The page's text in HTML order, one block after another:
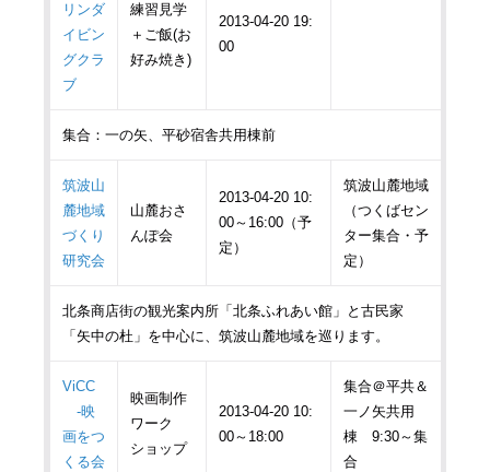
リンダ
イビン
グクラ
ブ
練習見学
＋ご飯(お
好み焼き)
2013-04-20 19:
00
集合：一の矢、平砂宿舎共用棟前
筑波山
麓地域
づくり
研究会
山麓おさ
んぽ会
2013-04-20 10:
00～16:00（予
定）
筑波山麓地域
（つくばセン
ター集合・予
定）
北条商店街の観光案内所「北条ふれあい館」と古民家
「矢中の杜」を中心に、筑波山麓地域を巡ります。
ViCC
-映
画をつ
くる会
映画制作
ワーク
ショップ
2013-04-20 10:
00～18:00
集合＠平共＆
一ノ矢共用
棟 9:30～集
合